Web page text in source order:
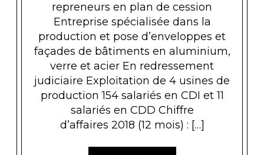
repreneurs en plan de cession
Entreprise spécialisée dans la
production et pose d’enveloppes et
façades de bâtiments en aluminium,
verre et acier En redressement
judiciaire Exploitation de 4 usines de
production 154 salariés en CDI et 11
salariés en CDD Chiffre
d’affaires 2018 (12 mois) : […]